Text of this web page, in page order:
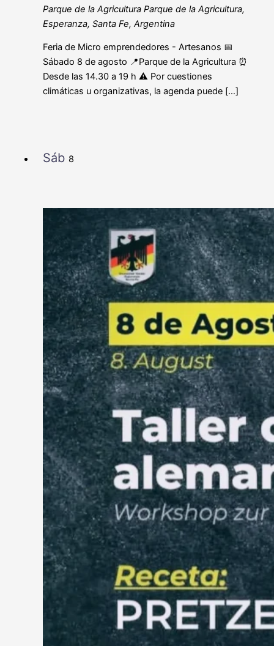
Parque de la AgriculturaParque de la Agricultura,
Esperanza, Santa Fe, Argentina
Feria de Micro emprendedores - Artesanos 📅
Sábado 8 de agosto 📍Parque de la Agricultura ⏰
Desde las 14.30 a 19 h ⚠️ Por cuestiones
climáticas u organizativas, la agenda puede […]
Sáb 8